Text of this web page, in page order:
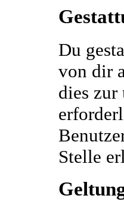
Du
von dir
dies
Stelle